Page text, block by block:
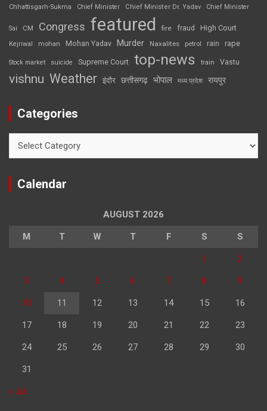
Chhattisgarh-Sukma Chief Minister Chief Minister Dr. Yadav Chief Minister
Sai CM Congress featured fire fraud High Court
Kejriwal mohan Mohan Yadav Murder Naxalites petrol rain rape
Stock market suicide Supreme Court top-news train Vastu
vishnu Weather इंदौर छत्तीसगढ़ भोपाल मध्य प्रदेश रायपुर
Categories
Calendar
AUGUST 2026
M T W T F S S
1 2
3 4 5 6 7 8 9
10 11 12 13 14 15 16
17 18 19 20 21 22 23
24 25 26 27 28 29 30
31
« Jul